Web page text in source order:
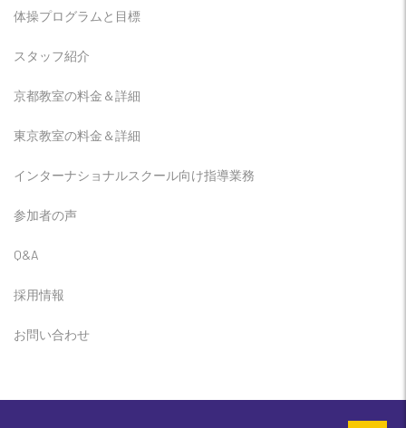
体操プログラムと目標
スタッフ紹介
京都教室の料金＆詳細
東京教室の料金＆詳細
インターナショナルスクール向け指導業務
参加者の声
Q&A
採用情報
お問い合わせ